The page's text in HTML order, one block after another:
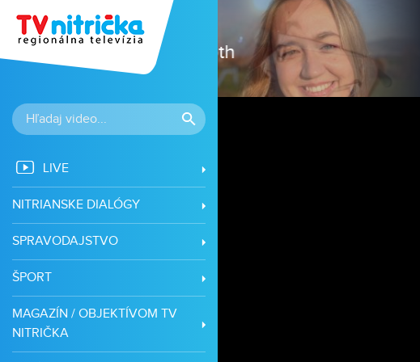
LIVE
NITRIANSKE DIALÓGY
SPRAVODAJSTVO
ŠPORT
MAGAZÍN / OBJEKTÍVOM TV
NITRIČKA